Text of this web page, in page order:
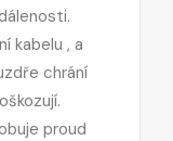
kabelu , a
chrání
proud